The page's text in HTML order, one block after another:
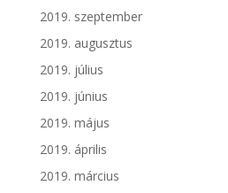
2019. szeptember
2019. augusztus
2019. július
2019. június
2019. május
2019. április
2019. március